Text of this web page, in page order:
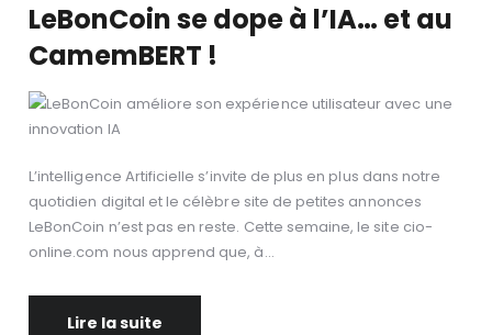
LeBonCoin se dope à l’IA… et au
CamemBERT !
L’intelligence Artificielle s’invite de plus en plus dans notre
quotidien digital et le célèbre site de petites annonces
LeBonCoin n’est pas en reste. Cette semaine, le site cio-
online.com nous apprend que, à…
Lire la suite